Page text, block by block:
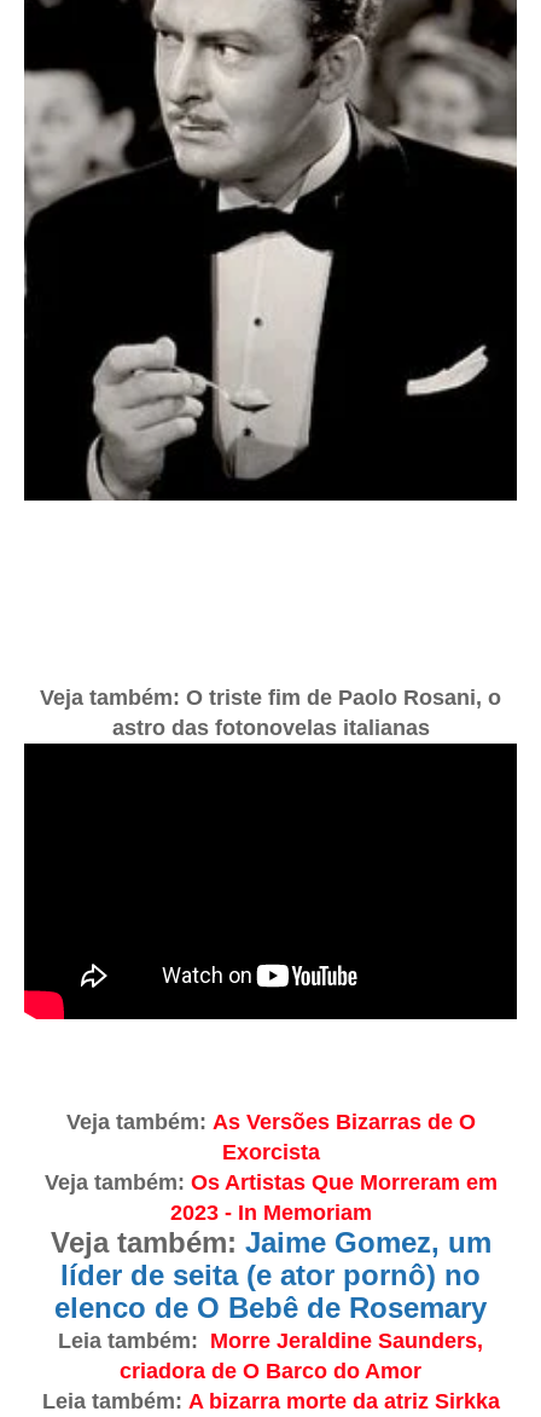
Veja também: O triste fim de Paolo Rosani, o
astro das fotonovelas italianas
Veja também: As Versões Bizarras de O
Exorcista
Veja também: Os Artistas Que Morreram em
2023 - In Memoriam
Veja também: Jaime Gomez, um
líder de seita (e ator pornô) no
elenco de O Bebê de Rosemary
Leia também: Morre Jeraldine Saunders,
criadora de O Barco do Amor
Leia também: A bizarra morte da atriz Sirkka